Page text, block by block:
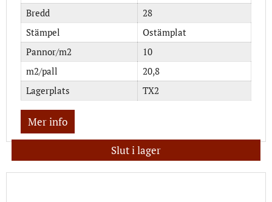
Bredd
28
Stämpel
Ostämplat
Pannor/m2
10
m2/pall
20,8
Lagerplats
TX2
Mer info
Slut i lager